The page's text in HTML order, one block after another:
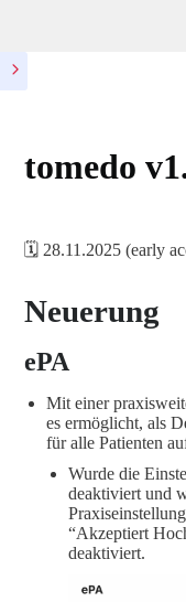
tomedo
🗓️ 28.11.2025 (early
Neuerung
ePA
Mit einer
es ermöglicht, als
für alle Patienten
Wurde die
deaktiviert und
“Akzeptiert
deaktiviert.